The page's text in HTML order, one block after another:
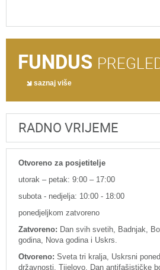
FUNDUS
saznaj više
RADNO VRIJEME
Otvoreno za posjetitelje
utorak – petak: 9:00 – 17:00
subota - nedjelja: 10:00 - 18:00
ponedjeljkom zatvoreno
Zatvoreno: Dan svih svetih, Badnjak,
godina, Nova godina i Uskrs.
Otvoreno: Sveta tri kralja, Uskrsni
državnosti, Tijelovo, Dan antifašističke